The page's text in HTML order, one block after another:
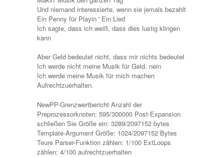
Und niemand interessierte, wenn sie jemals bezahlt
Ein Penny für Playin ' Ein Lied
Ich sagte, dass ich weiß, dass dies lustig klingen
kann
Aber Geld bedeutet nicht, dass mir nichts bedeutet
Ich werde nicht meine Musik für Geld, nein
Ich werde meine Musik für mich machen
Aufrechtzuerhalten.
NewPP-Grenzwertbericht Anzahl der
Preprozessorknoten: 595/300000 Post-Expansion
schließen Sie Größe ein: 3289/2097152 bytes
Template-Argument Größe: 1024/2097152 Bytes
Teure Parser-Funktion zählen: 1/100 ExtLoops
zählen: 4/100 aufrechtzuerhalten